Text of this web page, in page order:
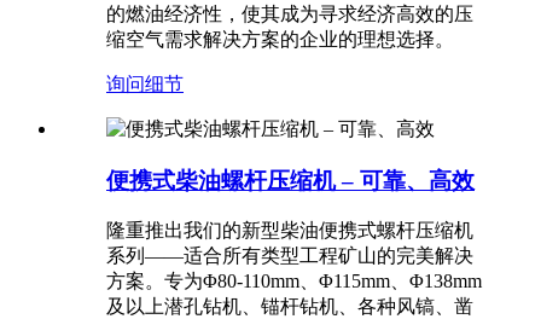
的燃油经济性，使其成为寻求经济高效的压
缩空气需求解决方案的企业的理想选择。
询问细节
便携式柴油螺杆压缩机 – 可靠、高效
隆重推出我们的新型柴油便携式螺杆压缩机
系列——适合所有类型工程矿山的完美解决
方案。专为Φ80-110mm、Φ115mm、Φ138mm
及以上潜孔钻机、锚杆钻机、各种风镐、凿